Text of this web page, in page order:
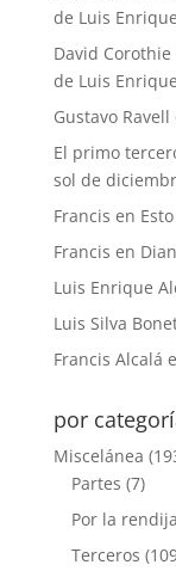
de Luis
David Corothie
de Luis
Gustavo Ravell
El primo
sol de
Francis en
Francis en
Luis Enrique
Luis Silva
Francis Alcalá
por
Miscelánea
Partes (7)
Por la rendija
Terceros